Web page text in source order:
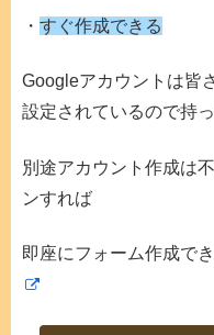
・ すぐ作成できる
Googleアカウントは皆
設定されているので持
別途アカウント作成は
ンすれば
即座にフォーム作成で